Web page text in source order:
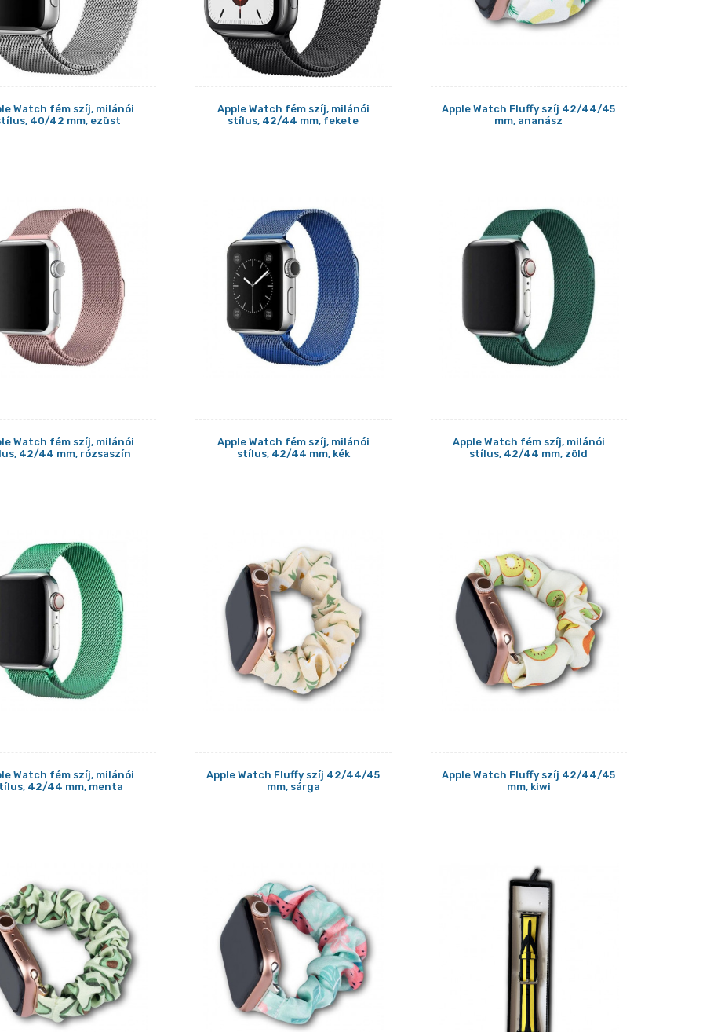
Watch fém szíj, milánói
40/42 mm, ezüst
Apple Watch fém szíj, milánói
stílus, 42/44 mm, fekete
Apple Watch Fluffy szíj 42/44/45
mm, ananász
Watch fém szíj, milánói
42/44 mm, rózsaszín
Apple Watch fém szíj, milánói
stílus, 42/44 mm, kék
Apple Watch fém szíj, milánói
stílus, 42/44 mm, zöld
Watch fém szíj, milánói
42/44 mm, menta
Apple Watch Fluffy szíj 42/44/45
mm, sárga
Apple Watch Fluffy szíj 42/44/45
mm, kiwi